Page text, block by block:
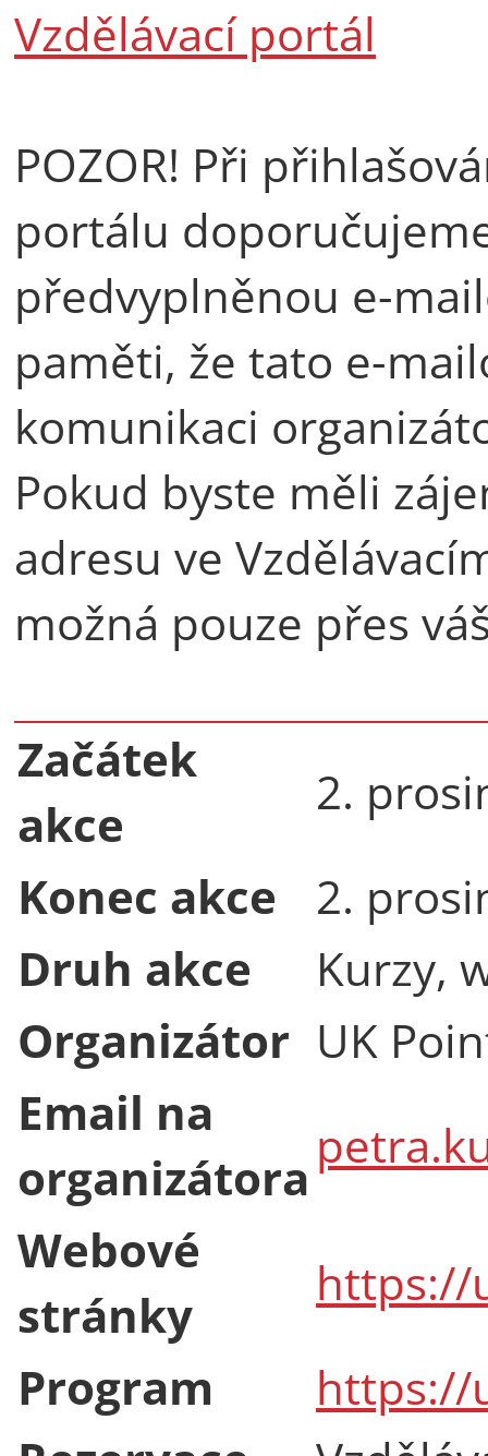
Vzdělávací portál
POZOR! Při
portálu
předvyplněnou e-
paměti, že tato e-
komunikaci
Pokud byste měli
adresu ve
možná pouze přes
Začátek
akce
2.
Konec akce
2.
Druh akce
Kurzy,
Organizátor UK
Email na
organizátora
Webové
stránky
https://
Program
https://